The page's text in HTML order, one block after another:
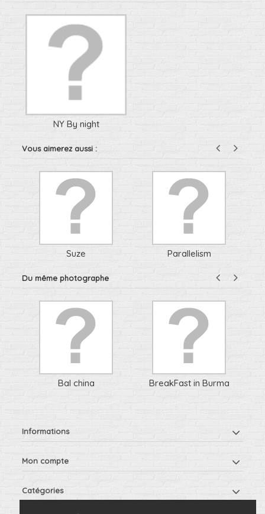
NY By night
Vous aimerez aussi :
Suze Parallelism
Du même photographe
Bal china BreakFast in Burma
Informations
Mon compte
Catégories